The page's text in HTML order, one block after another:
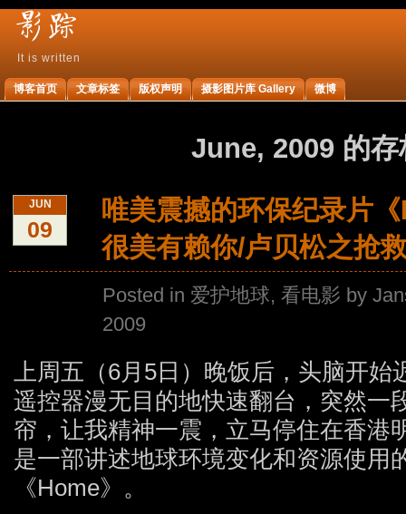
影
踪
It is written
博客首页 文章标签 版权声明 摄影图片库 Gallery 微博
June, 2009 的存
JUN
09
唯美震撼的环保纪录片
很美有赖你/卢贝松之抢
Posted in 爱护地球, 看电影 by
2009
上周五（6月5日）晚饭后，头脑开
遥控器漫无目的地快速翻台，突然一
帘，让我精神一震，立马停住在香
是一部讲述地球环境变化和资源使
《Home》。